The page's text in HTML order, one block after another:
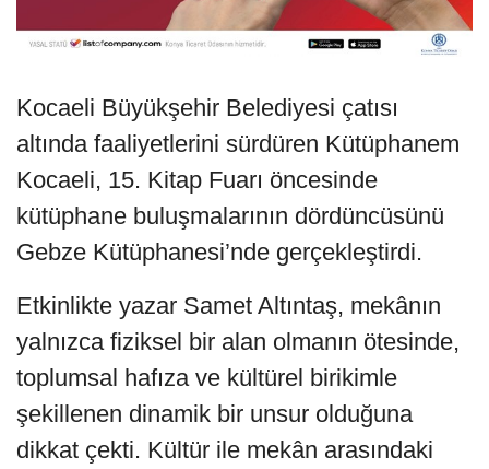
Kocaeli Büyükşehir Belediyesi çatısı
altında faaliyetlerini sürdüren Kütüphanem
Kocaeli, 15. Kitap Fuarı öncesinde
kütüphane buluşmalarının dördüncüsünü
Gebze Kütüphanesi’nde gerçekleştirdi.
Etkinlikte yazar Samet Altıntaş, mekânın
yalnızca fiziksel bir alan olmanın ötesinde,
toplumsal hafıza ve kültürel birikimle
şekillenen dinamik bir unsur olduğuna
dikkat çekti. Kültür ile mekân arasındaki